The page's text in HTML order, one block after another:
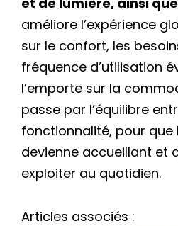
améliore l’expérience
sur le confort, les
fréquence d’utilisation
l’emporte sur la
passe par l’équilibre
fonctionnalité, pour que
devienne accueillant et
exploiter au quotidien.
Articles associés :